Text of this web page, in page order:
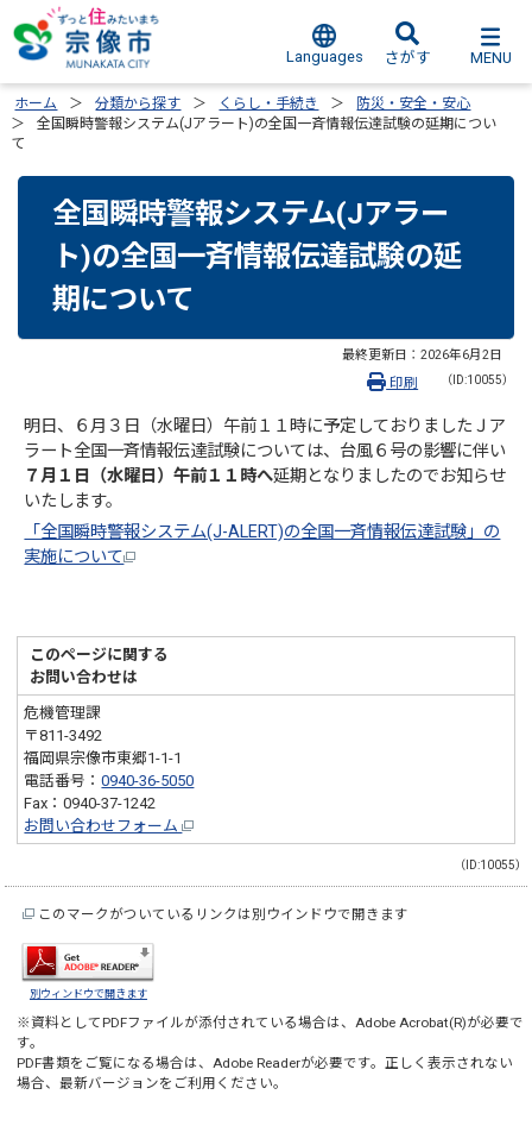
Languages さがす MENU
ホーム 分類から探す くらし・手続き
防災・安全・安心
全国瞬時警報システム(Jアラート)の全国一斉情報伝達試験の延期につい
て
全国瞬時警報システム(Jアラー
ト)の全国一斉情報伝達試験の延
期について
最終更新日： 2026年6月2日
（ID:10055）
印刷
明日、６月３日（水曜日）午前１１時に予定しておりましたＪア
ラート全国一斉情報伝達試験については、台風６号の影響に伴い
７月１日（水曜日）午前１１時へ延期となりましたのでお知らせ
いたします。
「全国瞬時警報システム(J-ALERT)の全国一斉情報伝達試験」の
実施について
このページに関する
お問い合わせは
危機管理課
〒811-3492
福岡県宗像市東郷1-1-1
電話番号：0940-36-5050
Fax：0940-37-1242
お問い合わせフォーム
（ID:10055）
このマークがついているリンクは別ウインドウで開きます
別ウィンドウで開きます
※資料としてPDFファイルが添付されている場合は、 Adobe Acrobat(R)が必要で
す。
PDF書類をご覧になる場合は、 Adobe Readerが必要です。正しく表示されない
場合、最新バージョンをご利用ください。